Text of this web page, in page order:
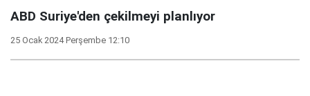
ABD Suriye'den çekilmeyi planlıyor
25 Ocak 2024 Perşembe 12:10